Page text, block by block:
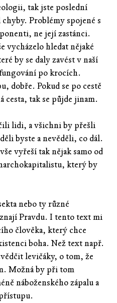
tak jste poslední
Problémy spojené s
ne její zastánci.
vycházelo hledat nějaké
by se daly zavést v naší
po krocích.
dobře. Pokud se po cestě
cesta, tak se půjde jinam.
lidi, a všichni by přešli
byste a nevěděli, co dál.
vyřeší tak nějak samo od
který by
nebo ty různé
Pravdu. I tento text mi
člověka, který chce
boha. Než text např.
levičáky, o tom, že
Možná by při tom
náboženského zápalu a